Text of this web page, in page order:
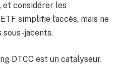
et considérer les
simplifie l’accès, mais ne
sous-jacents.
DTCC est un catalyseur.